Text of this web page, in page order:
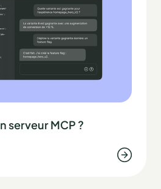
serveur MCP ?